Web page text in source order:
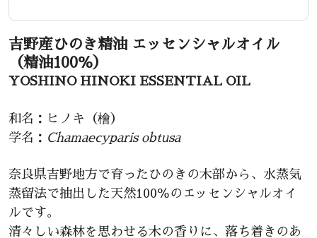
吉野産ひのき精油 エッセンシャルオイル
（精油100％）
YOSHINO HINOKI ESSENTIAL OIL
和名：ヒノキ（檜）
学名： Chamaecyparis obtusa
奈良県吉野地方で育ったひのきの木部から、水蒸気
蒸留法で抽出した天然100％のエッセンシャルオイ
ルです。
清々しい森林を思わせる木の香りに、落ち着きのあ